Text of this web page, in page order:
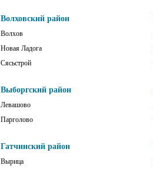
Волховский район
Волхов
Новая Ладога
Сясьстрой
Выборгский район
Левашово
Парголово
Гатчинский район
Вырица